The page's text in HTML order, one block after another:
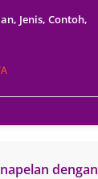
Jenis, Contoh,
dengan